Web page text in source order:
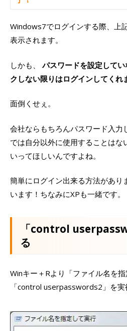
Windows7でログインする際、上
表示されます。
しかも、パスワードを設定して
クしない限りはログインしてくれ
面倒くせぇ。
会社ならもちろんパスワード入力
では自分以外に使用することはな
いってほしいんですよね。
簡単にログイン出来る方法があり
います！ちなみにXPも一緒です。
「control
る
Winキー＋Rより「ファイル名を指
「control userpasswords2」を実